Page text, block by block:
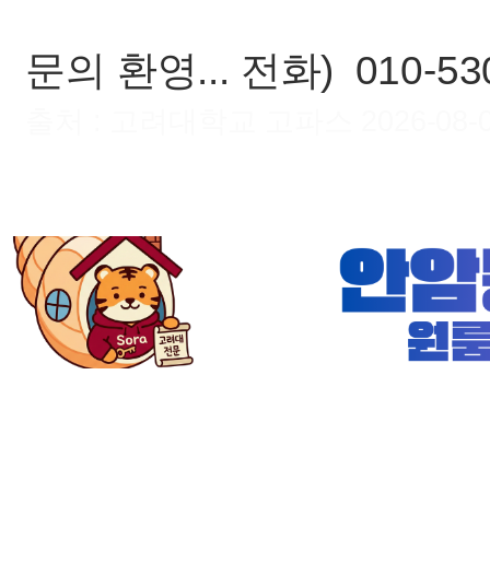
문의 환영... 전화) 010-